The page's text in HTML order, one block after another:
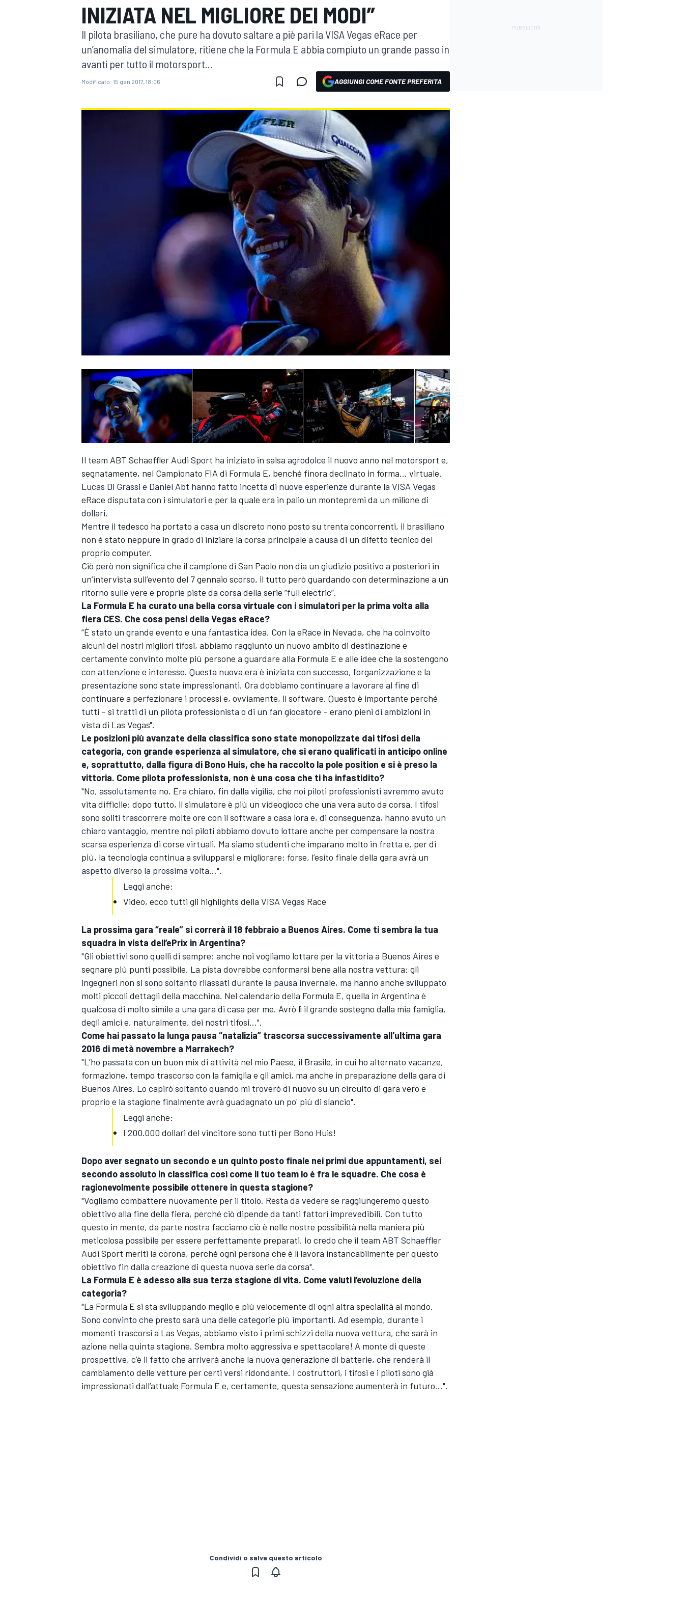
MOTOGP WEC
MONOPOSTO
ENDURANCE/GT
MONOMARCA
INIZIATA NEL MIGLIORE DEI MODI”
Il pilota brasiliano, che pure ha dovuto saltare a piè pari la VISA Vegas eRace per
un’anomalia del simulatore, ritiene che la Formula E abbia compiuto un grande passo in
avanti per tutto il motorsport...
Modificato: 15 gen 2017, 18:06 AGGIUNGI COME FONTE PREFERITA
Il team ABT Schaeffler Audi Sport ha iniziato in salsa agrodolce il nuovo anno nel motorsport e,
segnatamente, nel Campionato FIA di Formula E, benché finora declinato in forma... virtuale.
Lucas Di Grassi e Daniel Abt hanno fatto incetta di nuove esperienze durante la VISA Vegas
eRace disputata con i simulatori e per la quale era in palio un montepremi da un milione di
dollari.
Mentre il tedesco ha portato a casa un discreto nono posto su trenta concorrenti, il brasiliano
non è stato neppure in grado di iniziare la corsa principale a causa di un difetto tecnico del
proprio computer.
Ciò però non significa che il campione di San Paolo non dia un giudizio positivo a posteriori in
un’intervista sull’evento del 7 gennaio scorso, il tutto però guardando con determinazione a un
ritorno sulle vere e proprie piste da corsa della serie “full electric”.
La Formula E ha curato una bella corsa virtuale con i simulatori per la prima volta alla
fiera CES. Che cosa pensi della Vegas eRace?
“È stato un grande evento e una fantastica idea. Con la eRace in Nevada, che ha coinvolto
alcuni dei nostri migliori tifosi, abbiamo raggiunto un nuovo ambito di destinazione e
certamente convinto molte più persone a guardare alla Formula E e alle idee che la sostengono
con attenzione e interesse. Questa nuova era è iniziata con successo, l'organizzazione e la
presentazione sono state impressionanti. Ora dobbiamo continuare a lavorare al fine di
continuare a perfezionare i processi e, ovviamente, il software. Questo è importante perché
tutti – si tratti di un pilota professionista o di un fan giocatore – erano pieni di ambizioni in
vista di Las Vegas".
Le posizioni più avanzate della classifica sono state monopolizzate dai tifosi della
categoria, con grande esperienza al simulatore, che si erano qualificati in anticipo online
e, soprattutto, dalla figura di Bono Huis, che ha raccolto la pole position e si è preso la
vittoria. Come pilota professionista, non è una cosa che ti ha infastidito?
"No, assolutamente no. Era chiaro, fin dalla vigilia, che noi piloti professionisti avremmo avuto
vita difficile: dopo tutto, il simulatore è più un videogioco che una vera auto da corsa. I tifosi
sono soliti trascorrere molte ore con il software a casa lora e, di conseguenza, hanno avuto un
chiaro vantaggio, mentre noi piloti abbiamo dovuto lottare anche per compensare la nostra
scarsa esperienza di corse virtuali. Ma siamo studenti che imparano molto in fretta e, per di
più, la tecnologia continua a svilupparsi e migliorare: forse, l’esito finale della gara avrà un
aspetto diverso la prossima volta...".
Leggi anche:
Video, ecco tutti gli highlights della VISA Vegas Race
La prossima gara “reale” si correrà il 18 febbraio a Buenos Aires. Come ti sembra la tua
squadra in vista dell’ePrix in Argentina?
"Gli obiettivi sono quelli di sempre: anche noi vogliamo lottare per la vittoria a Buenos Aires e
segnare più punti possibile. La pista dovrebbe conformarsi bene alla nostra vettura: gli
ingegneri non si sono soltanto rilassati durante la pausa invernale, ma hanno anche sviluppato
molti piccoli dettagli della macchina. Nel calendario della Formula E, quella in Argentina è
qualcosa di molto simile a una gara di casa per me. Avrò lì il grande sostegno dalla mia famiglia,
degli amici e, naturalmente, dei nostri tifosi...".
Come hai passato la lunga pausa “natalizia” trascorsa successivamente all'ultima gara
2016 di metà novembre a Marrakech?
"L’ho passata con un buon mix di attività nel mio Paese, il Brasile, in cui ho alternato vacanze,
formazione, tempo trascorso con la famiglia e gli amici, ma anche in preparazione della gara di
Buenos Aires. Lo capirò soltanto quando mi troverò di nuovo su un circuito di gara vero e
proprio e la stagione finalmente avrà guadagnato un po' più di slancio".
Leggi anche:
I 200.000 dollari del vincitore sono tutti per Bono Huis!
Dopo aver segnato un secondo e un quinto posto finale nei primi due appuntamenti, sei
secondo assoluto in classifica così come il tuo team lo è fra le squadre. Che cosa è
ragionevolmente possibile ottenere in questa stagione?
"Vogliamo combattere nuovamente per il titolo. Resta da vedere se raggiungeremo questo
obiettivo alla fine della fiera, perché ciò dipende da tanti fattori imprevedibili. Con tutto
questo in mente, da parte nostra facciamo ciò è nelle nostre possibilità nella maniera più
meticolosa possibile per essere perfettamente preparati. Io credo che il team ABT Schaeffler
Audi Sport meriti la corona, perché ogni persona che è lì lavora instancabilmente per questo
obiettivo fin dalla creazione di questa nuova serie da corsa".
La Formula E è adesso alla sua terza stagione di vita. Come valuti l’evoluzione della
categoria?
"La Formula E si sta sviluppando meglio e più velocemente di ogni altra specialità al mondo.
Sono convinto che presto sarà una delle categorie più importanti. Ad esempio, durante i
momenti trascorsi a Las Vegas, abbiamo visto i primi schizzi della nuova vettura, che sarà in
azione nella quinta stagione. Sembra molto aggressiva e spettacolare! A monte di queste
prospettive, c’è il fatto che arriverà anche la nuova generazione di batterie, che renderà il
cambiamento delle vetture per certi versi ridondante. I costruttori, i tifosi e i piloti sono già
impressionati dall’attuale Formula E e, certamente, questa sensazione aumenterà in futuro...".
Condividi o salva questo articolo